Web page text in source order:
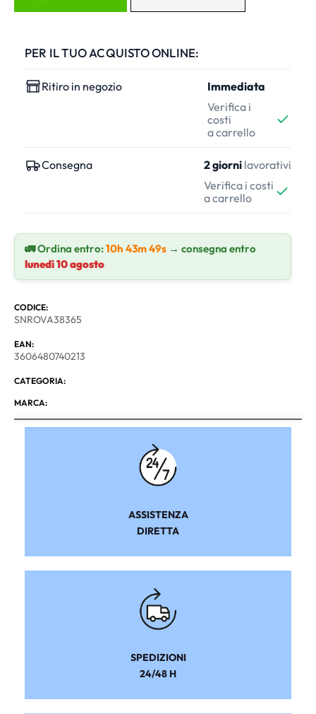
PER IL TUO ACQUISTO ONLINE:
Ritiro in negozio
Immediata
Verifica i
costi
a carrello
Consegna 2 giorni lavorativi
Verifica i costi
a carrello
🚛 Ordina entro:10h 43m 48s→ consegna entro
lunedì 10 agosto
CODICE:
SNROVA38365
EAN:
3606480740213
CATEGORIA:
MARCA:
ASSISTENZA
DIRETTA
SPEDIZIONI
24/48 H